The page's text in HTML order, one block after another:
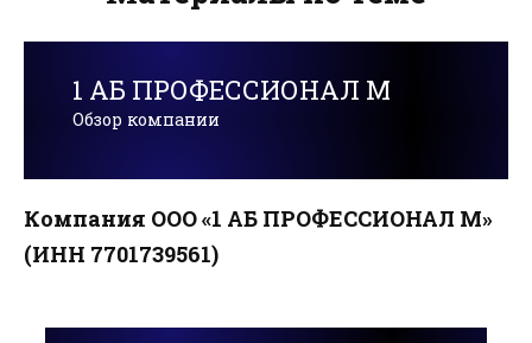
1 АБ ПРОФЕССИОНАЛ М
Обзор компании
Компания ООО «1 АБ ПРОФЕССИОНАЛ М»
(ИНН 7701739561)